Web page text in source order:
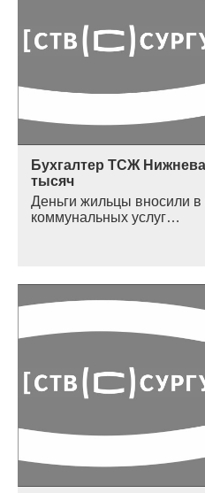
Бухгалтер ТСЖ
тысяч
Деньги жильцы вносили в
коммунальных услуг…